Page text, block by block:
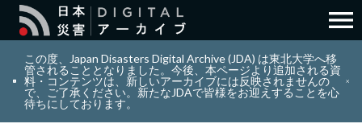
search 検索
layers コレクション
menu
この度、Japan Disasters Digital Archive (JDA) は東北大学へ移
管されることとなりました。今後、本ページより追加される資
料・コンテンツは、新しいアーカイブには反映されませんの
で、ご了承ください。新たなJDAで皆様をお迎えすることを心
待ちにしております。